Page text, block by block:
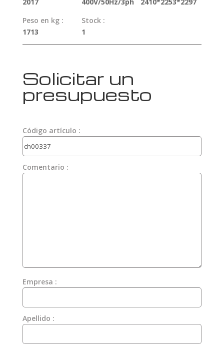
Peso en kg :
1713
Stock :
1
Solicitar un
presupuesto
Código artículo :
Comentario :
Empresa :
Apellido :